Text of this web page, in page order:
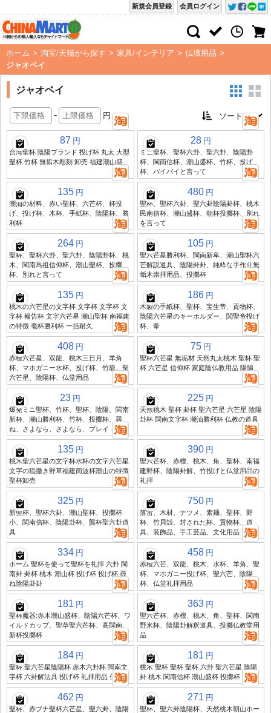
会員ログイン
新規会員登録
ホーム > 淘宝/天猫から探す > 家具/インテリア > 仏壇用品 >
ジャオベイ
ジャオベイ
- 円
87 円
台湾聖杯 陰陽ブランド 投げ杯 丸太 大型
聖杯 竹杯 無垢木彫刻 卸売 福建潮山盛
28 円
ミニ聖杯、聖杯六卦、聖六卦、陰陽卦
杯、閩南信杯、潮山盛杯、竹杯、投げ
杯、バイバイと言って
135 円
潮汕の材料、赤い聖杯、六芒杯、杯投
げ、投げ杯、木杯、手紙杯、陰陽杯、勝
利杯
480 円
聖杯、聖杯六卦、聖六卦陰陽卦杯、桃木
民南信杯、潮山盛杯、朝杯投擲杯、別れ
を言って
264 円
聖杯、聖杯六卦、聖六卦、陰陽卦杯、桃
木、閩南馬祖信仰杯、潮山聖杯、投擲
杯、別れと言って
105 円
聖六芒星勝利杯、閩南新卑、潮山聖杯六
芒解説道具、陰陽卦卦、純粋な手作り無
垢木崇拝用品、投擲杯
135 円
桃木の六芒星の文字杯 文字杯 文字杯 文
字杯 報告杯 文字六芒星 潮山聖杯 南福建
の特徴 亳杯勝利杯 一括耐久
186 円
木製の手紙杯、聖杯、宝生帝、貢物杯、
陰陽六芒星のキーホルダー、関聖帝投げ
杯、葦
408 円
赤檀六芒星、双龍、桃木三日月、羊角
杯、マホガニー水杯、投げ杯、竹籠、聖
六芒星、陰陽杯、仏堂用品
75 円
聖杯六芒星 無垢材 天然丸太桃木 聖杯 聖
杯 六芒星 信仰杯 家庭陰仏教用品 陽陽
23 円
爆発ミニ聖杯、竹杯、聖杯、陰陽、閩南
新杯、潮山勝利杯、竹杯、投擲杯、尋
ね、さよなら、さよなら、プレイ
225 円
天然桃木 聖杯 卦杯 聖六芒星 六芒星 陰陽
卦杯 閩南文字杯 潮汕勝利杯 仏教の道具
135 円
桃木聖六芒星の文字杯水杯の文字六芒星
文字の稲撒き野草福建南波杯潮山の特徴
聖杯卸売
390 円
聖六芒杯、赤檀、桃木、角、聖杯、南福
建野杯、陰陽卦解、竹投げと仏堂用品の
礼拝
325 円
新聖杯、聖杯六卦、潮山聖杯、投擲杯
小、閩南信杯、陰陽卦杯、龔杯聖六卦道
具
750 円
落雷、木材、ナツメ、素麺、聖杯、野
杯、竹貝殻、封された杯、貢物杯、道
具、装飾品、手工芸品、文化用品
334 円
ホーム 聖杯を使って聖杯を礼拝 六卦 閩
南卦 卦杯 桃木 潮山杯 投げ杯 投げ杯 尋
ね陰陽卦卦
458 円
赤檀六芒、双龍、桃木、水杯、羊角、聖
杯、マホガニー投げ杯、聖六芒、陰陽
杯、仏堂礼拝用品
181 円
聖杯魔器:赤木潮山盛杯、陰陽六芒杯、ワ
イルドカップ、聖草聖六芒杯、高閩南、
新杯投擲杯
363 円
聖六芒杯、赤檀、桃木、角、聖杯、閩南
野米杯、陰陽卦解釈道具、投擲仏教堂用
品
184 円
聖杯 聖六芒星陰陽杯 赤木六卦杯 閩南文
字杯 六卦解法具 投げ杯 礼拝用品 仏教堂
181 円
桃木 聖杯 聖杯 聖杯 六卦 聖六芒星 陰陽
卦 桃木 閩南信杯 潮山盛杯 投擲杯
462 円
聖杯、赤ブナ聖杯六芒星、聖六卦、陰陽
271 円
聖杯、聖六卦陰陽杯、天然桃木朝山ホー